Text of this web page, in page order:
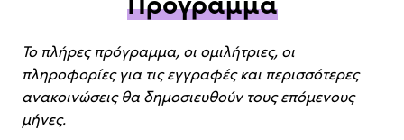
Το πλήρες πρόγραμμα, οι ομιλήτριες, οι
πληροφορίες για τις εγγραφές και περισσότερες
ανακοινώσεις θα δημοσιευθούν τους επόμενους
μήνες.